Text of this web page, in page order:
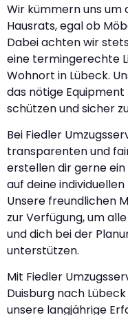
Wir kümmern uns
Hausrats, egal ob
Dabei achten wir
eine termingerechte
Wohnort in Lübeck.
das nötige
schützen und sicher
Bei Fiedler
transparenten und
erstellen dir gerne
auf deine
Unsere freundlichen
zur Verfügung, um
und dich bei der
unterstützen.
Mit Fiedler
Duisburg nach
unsere langjährige